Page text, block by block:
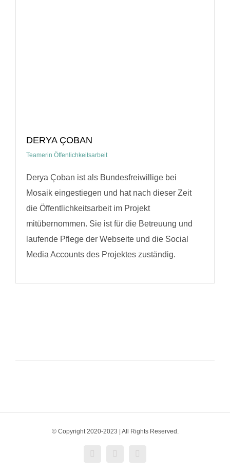
DERYA ÇOBAN
Teamerin Öffenlichkeitsarbeit
Derya Çoban ist als Bundesfreiwillige bei
Mosaik eingestiegen und hat nach dieser Zeit
die Öffentlichkeitsarbeit im Projekt
mitübernommen. Sie ist für die Betreuung und
laufende Pflege der Webseite und die Social
Media Accounts des Projektes zuständig.
© Copyright 2020-2023 | All Rights Reserved.
FacebookInstagram
X